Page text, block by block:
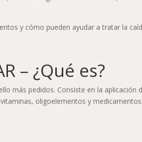
y cómo pueden ayudar a tratar la
– ¿Qué es?
más pedidos. Consiste en la aplicación
oligoelementos y